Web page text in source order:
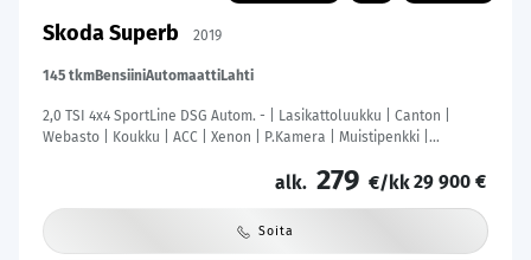
Skoda Superb 2019
145 tkmBensiiniAutomaattiLahti
2,0 TSI 4x4 SportLine DSG Autom. - | Lasikattoluukku | Canton |
Webasto | Koukku | ACC | Xenon | P.Kamera | Muistipenkki |
alk. 279 €/kk29 900 €
Soita